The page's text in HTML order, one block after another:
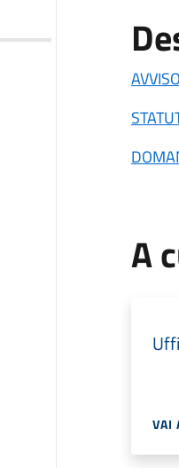
AVVISO
A
VAI